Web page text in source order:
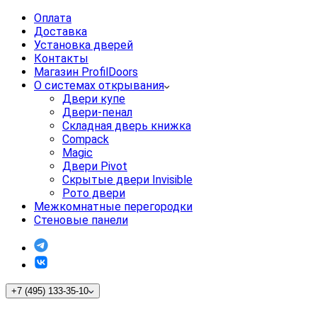
Оплата
Доставка
Установка дверей
Контакты
Магазин ProfilDoors
О системах открывания
Двери купе
Двери-пенал
Складная дверь книжка
Compack
Magic
Двери Pivot
Скрытые двери Invisible
Рото двери
Межкомнатные перегородки
Стеновые панели
+7 (495) 133-35-10